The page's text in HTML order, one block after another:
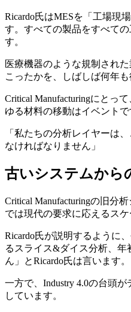
Ricardo氏はMESを「工場現
す。すべての製品をすべて
す。
医療機器のような規制され
こったかを、しばしば何年も
Critical Manufacturingにとっ
ゆる材料の移動はイベント
「私たちの分析レイヤーは
なければなりません」
古いシステムから
Critical Manufacturingの旧分
では現代の要求に応えるス
Ricardo氏が説明するように
るスライス&ダイス分析、
ん」とRicardo氏は言います
一方で、Industry 4.0の台頭
しています。